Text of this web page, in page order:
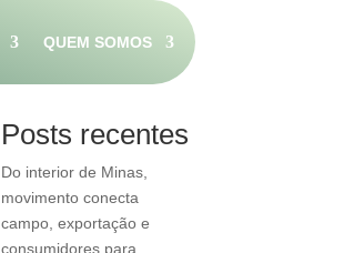
QUEM SOMOS
Posts recentes
Do interior de Minas,
movimento conecta
campo, exportação e
consumidores para